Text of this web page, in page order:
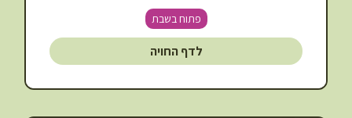
פתוח בשבת
לדף החויה